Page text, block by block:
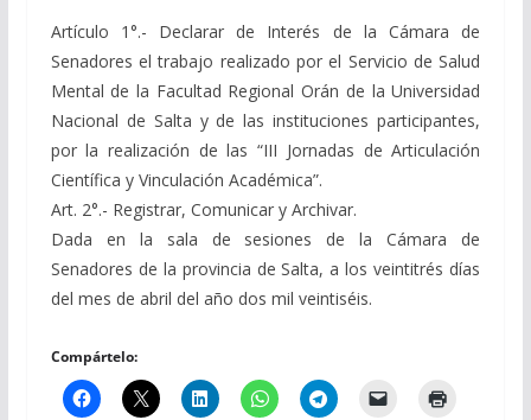
Artículo 1°.- Declarar de Interés de la Cámara de
Senadores el trabajo realizado por el Servicio de Salud
Mental de la Facultad Regional Orán de la Universidad
Nacional de Salta y de las instituciones participantes,
por la realización de las “III Jornadas de Articulación
Científica y Vinculación Académica”.
Art. 2°.- Registrar, Comunicar y Archivar.
Dada en la sala de sesiones de la Cámara de
Senadores de la provincia de Salta, a los veintitrés días
del mes de abril del año dos mil veintiséis.
Compártelo: